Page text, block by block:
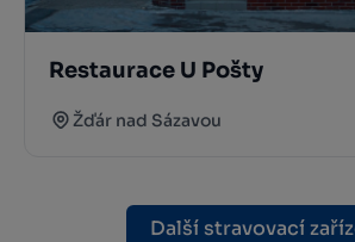
Restaurace U Pošty
Žďár nad Sázavou
Další stravovací